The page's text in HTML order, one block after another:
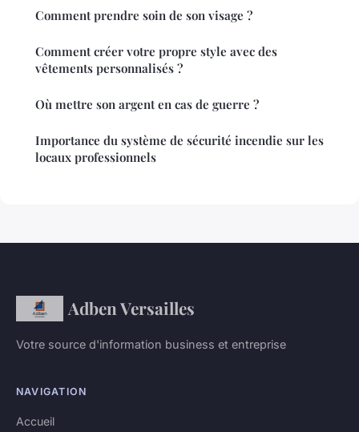
Comment prendre soin de son visage ?
Comment créer votre propre style avec des
vêtements personnalisés ?
Où mettre son argent en cas de guerre ?
Importance du système de sécurité incendie sur les
locaux professionnels
Adben Versailles
Votre source d'information business et entreprise
NAVIGATION
Accueil